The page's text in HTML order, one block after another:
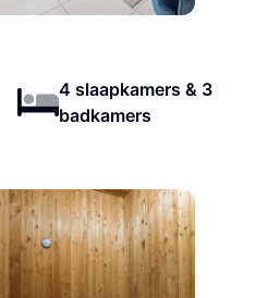
4 slaapkamers & 3
badkamers